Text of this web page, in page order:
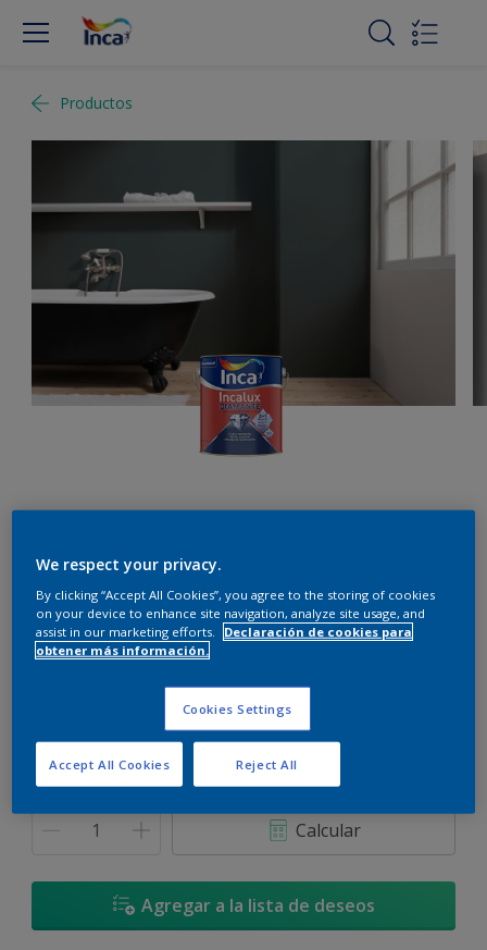
Productos
Gris Maravilloso - 50BG 14/036
Cambiar de color
900 ML
Cantidad Calculadora de pintura
Calcular
Agregar a la lista de deseos
We respect your privacy.
By clicking “Accept All Cookies”, you agree to the storing of cookies
on your device to enhance site navigation, analyze site usage, and
assist in our marketing efforts.
Declaración de cookies para
obtener más información.
Cookies Settings
Reject All
Accept All Cookies